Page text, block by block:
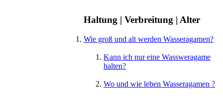
Haltung | Verbreitung | Alter
Wie groß und alt werden Wasseragamen?
Kann ich nur eine Wassweragame
halten?
Wo und wie leben Wasseragamen ?